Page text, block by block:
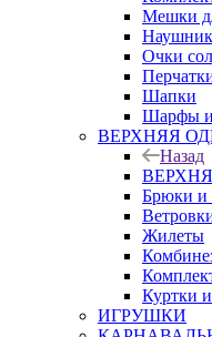
Мешки
Очки
Шапки
Шарфы
ВЕРХНЯЯ
Назад
Брюки и
Жилеты
Куртки
ИГРУШКИ